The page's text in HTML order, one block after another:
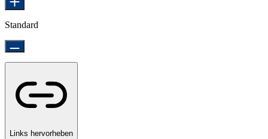
Standard
Links hervorheben